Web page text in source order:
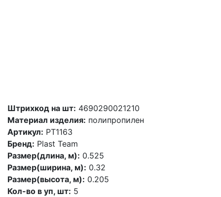
Штрихкод на шт: 4690290021210
Материал изделия: полипропилен
Артикул: PT1163
Бренд: Plast Team
Размер(длина, м): 0.525
Размер(ширина, м): 0.32
Размер(высота, м): 0.205
Кол-во в уп, шт: 5